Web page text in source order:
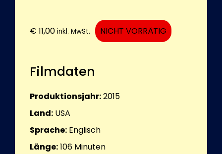
€ 11,00 inkl. MwSt. NICHT VORRÄTIG
Filmdaten
Produktionsjahr:2015
Land: USA
Sprache: Englisch
Länge:106 Minuten